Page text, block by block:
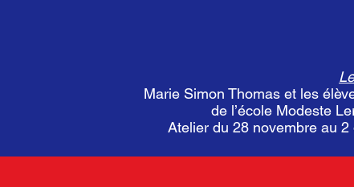
Marie Simon Thomas et les
de l’école Modeste
Atelier du 28 novembre au 2